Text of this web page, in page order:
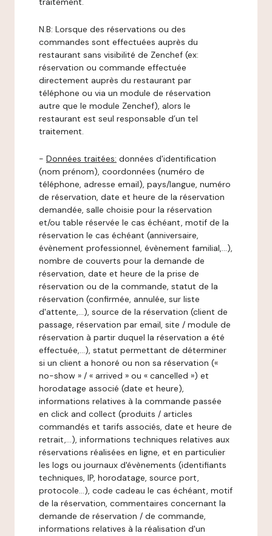
N.B: Lorsque des réservations ou des
commandes sont effectuées auprès du
restaurant sans visibilité de Zenchef (ex:
réservation ou commande effectuée
directement auprès du restaurant par
téléphone ou via un module de réservation
autre que le module Zenchef), alors le
restaurant est seul responsable d’un tel
traitement.
- Données traitées: données d'identification
(nom prénom), coordonnées (numéro de
téléphone, adresse email), pays/langue, numéro
de réservation, date et heure de la réservation
demandée, salle choisie pour la réservation
et/ou table réservée le cas échéant, motif de la
réservation le cas échéant (anniversaire,
évènement professionnel, évènement familial,…),
nombre de couverts pour la demande de
réservation, date et heure de la prise de
réservation ou de la commande, statut de la
réservation (confirmée, annulée, sur liste
d'attente,…), source de la réservation (client de
passage, réservation par email, site / module de
réservation à partir duquel la réservation a été
effectuée,…), statut permettant de déterminer
si un client a honoré ou non sa réservation («
no-show » / « arrived » ou « cancelled ») et
horodatage associé (date et heure),
informations relatives à la commande passée
en click and collect (produits / articles
commandés et tarifs associés, date et heure de
retrait,…), informations techniques relatives aux
réservations réalisées en ligne, et en particulier
les logs ou journaux d'évènements (identifiants
techniques, IP, horodatage, source port,
protocole…), code cadeau le cas échéant, motif
de la réservation, commentaires concernant la
demande de réservation / de commande,
informations relatives à la réalisation d'un